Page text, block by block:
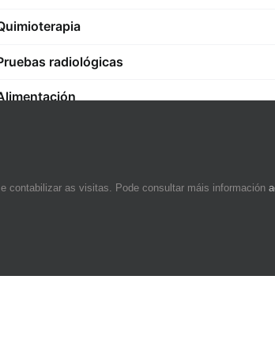
radiológicas
contabilizar as visitas. Pode consultar máis información